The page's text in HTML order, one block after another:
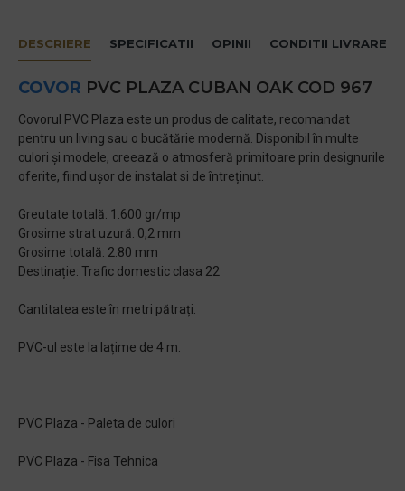
DESCRIERE SPECIFICATII OPINII CONDITII LIVRARE
COVOR PVC PLAZA CUBAN OAK COD 967
Covorul PVC Plaza este un produs de calitate, recomandat
pentru un living sau o bucătărie modernă. Disponibil în multe
culori și modele, creează o atmosferă primitoare prin designurile
oferite, fiind ușor de instalat si de întreținut.
Greutate totală: 1.600 gr/mp
Grosime strat uzură: 0,2 mm
Grosime totală: 2.80 mm
Destinație: Trafic domestic clasa 22
Cantitatea este în metri pătrați.
PVC-ul este la lațime de 4 m.
PVC Plaza - Paleta de culori
PVC Plaza - Fisa Tehnica